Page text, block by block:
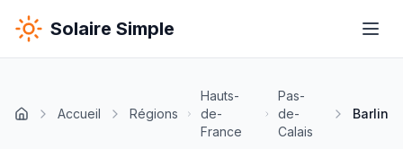
Solaire Simple
Accueil Régions
Hauts-
de-
France
Pas-
de-
Calais
Barlin